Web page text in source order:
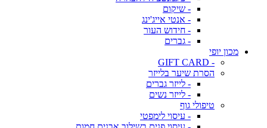
- שיקום
- אנטי אייג'ינג
- חידוש העור
- גברים
מכון יופי
- GIFT CARD
הסרת שיער בלייזר
- לייזר גברים
- לייזר נשים
טיפולי גוף
- עיסוי לימפטי